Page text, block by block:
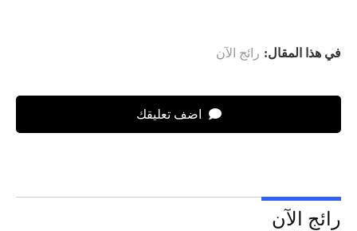
في هذا المقال: رائج الآن
اضف تعليقك
رائج الآن